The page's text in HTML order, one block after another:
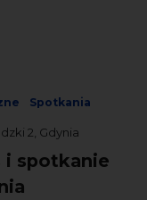
Spotkania
2, Gdynia
i spotkanie